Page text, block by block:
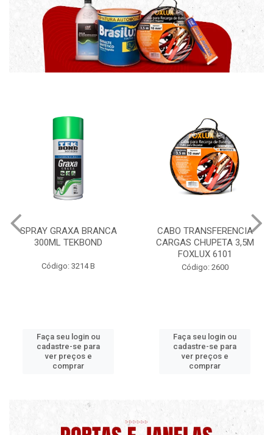
CABO TRANSFERENCIA
CARGAS CHUPETA 3,5M
Código: 2600
Faça seu login ou
cadastre-se para
ver preços e
comprar
CHAVE DE RODA TIPO CRUZ
17X19X21X23 FOX 4513
Código: 2628
Faça seu login ou
cadastre-se para
ver preços e
comprar